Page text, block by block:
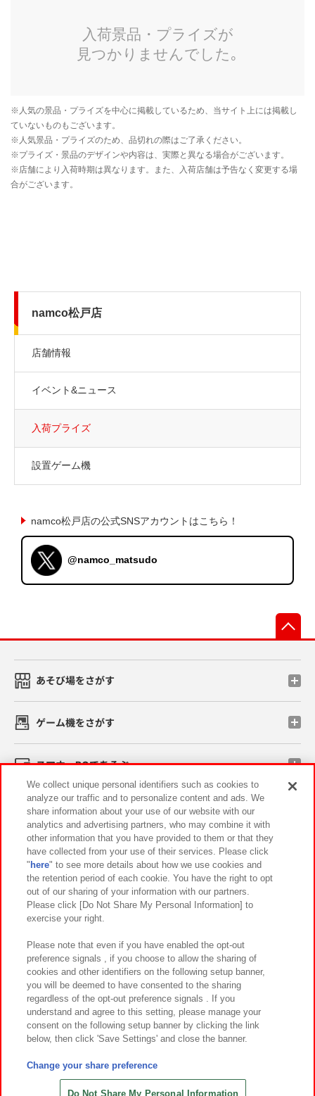
namco松戸店
店舗情報
イベント&ニュース
入荷プライズ
設置ゲーム機
namco松戸店の公式SNSアカウントはこちら！
@namco_matsudo
あそび場をさがす
ゲーム機をさがす
スマホ・PCであそぶ
イベント・キャンペーン
関連会社 サステナビリティ サイトポリシー
プライバシーポリシー ウェブアクセシビリティ方針と検証結果
お取引先さまとともに
カスタマーハラスメント対応方針 よくあるご質問・お問い合わせ
©Bandai Namco Amusement Inc.
©Bandai Namco Amusement Lab Inc.
©HANAYASHIKI Co., Ltd. All Rights Reserved.
We collect unique personal identifiers such as cookies to
analyze our traffic and to personalize content and ads. We
share information about your use of our website with our
analytics and advertising partners, who may combine it with
other information that you have provided to them or that they
have collected from your use of their services. Please click
" here" to see more details about how we use cookies and
the retention period of each cookie. You have the right to opt
out of our sharing of your information with our partners.
Please click [Do Not Share My Personal Information] to
exercise your right.
Please note that even if you have enabled the opt-out
preference signals , if you choose to allow the sharing of
cookies and other identifiers on the following setup banner,
you will be deemed to have consented to the sharing
regardless of the opt-out preference signals . If you
understand and agree to this setting, please manage your
consent on the following setup banner by clicking the link
below, then click 'Save Settings' and close the banner.
Change your share preference
Do Not Share My Personal Information